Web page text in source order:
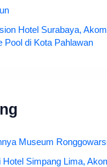
Hotel Surabaya,
Pool di Kota Pahlawan
Museum
Hotel Simpang Lima,